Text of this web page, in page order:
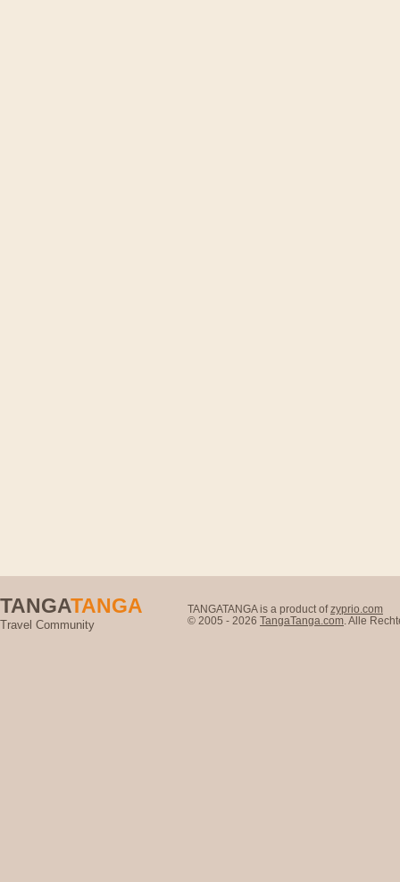
TANGATANGA
Travel Community
TANGATANGA is a product ofzyprio.com
© 2005 - 2026 TangaTanga.com . Alle